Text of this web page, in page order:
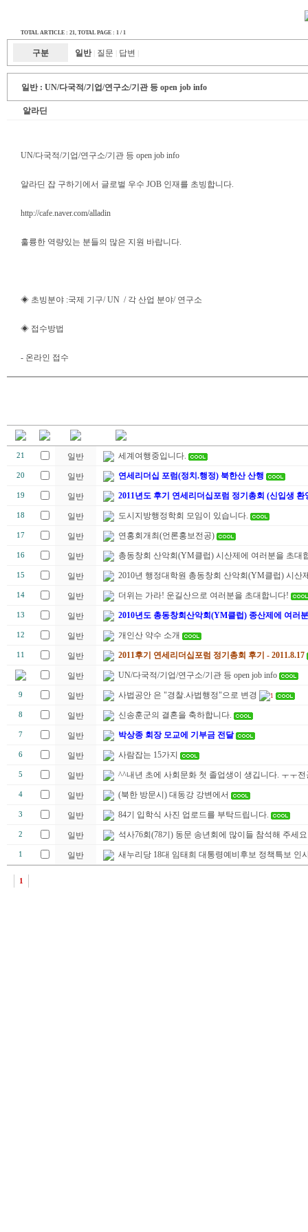
TOTAL ARTICLE : 21, TOTAL PAGE : 1 / 1
구분 일반 질문 답변
일반 : UN/다국적/기업/연구소/기관 등 open job info
알라딘
UN/다국적/기업/연구소/기관 등 open job info
알라딘 잡 구하기에서 글로벌 우수 JOB 인재를 초빙합니다.
http://cafe.naver.com/alladin
훌륭한 역량있는 분들의 많은 지원 바랍니다.
◈ 초빙분야 :국제 기구/ UN / 각 산업 분야/ 연구소
◈ 접수방법
- 온라인 접수
21 일반 세계여행중입니다.
20 일반 연세리더십 포럼(정치.행정) 북한산 산행
19 일반 2011년도 후기 연세리더십포럼 정기총회 (신입생
18 일반 도시지방행정학회 모임이 있습니다.
17 일반 연홍회개최(언론홍보전공)
16 일반 총동창회 산악회(YM클럽) 시산제에 여러분을 초대
15 일반 2010년 행정대학원 총동창회 산악회(YM클럽) 시산
14 일반 더위는 가라! 운길산으로 여러분을 초대합니다!
13 일반 2010년도 총동창회산악회(YM클럽) 종산제에 여러
12 일반 개인산 약수 소개
11 일반 2011후기 연세리더십포럼 정기총회 후기 - 2011.8.17
일반 UN/다국적/기업/연구소/기관 등 open job info
9 일반 사법공안 은 "경찰.사법행정"으로 변경 1
8 일반 신송훈군의 결혼을 축하합니다.
7 일반 박상종 회장 모교에 기부금 전달
6 일반 사람잡는 15가지
5 일반 ^^내년 초에 사회문화 첫 졸업생이 생깁니다. ㅜㅜ
4 일반 (북한 방문시) 대동강 강변에서
3 일반 84기 입학식 사진 업로드를 부탁드립니다.
2 일반 석사76회(78기) 동문 송년회에 많이들 참석해 주세요
1 일반 새누리당 18대 임태희 대통령예비후보 정책특보 인
1